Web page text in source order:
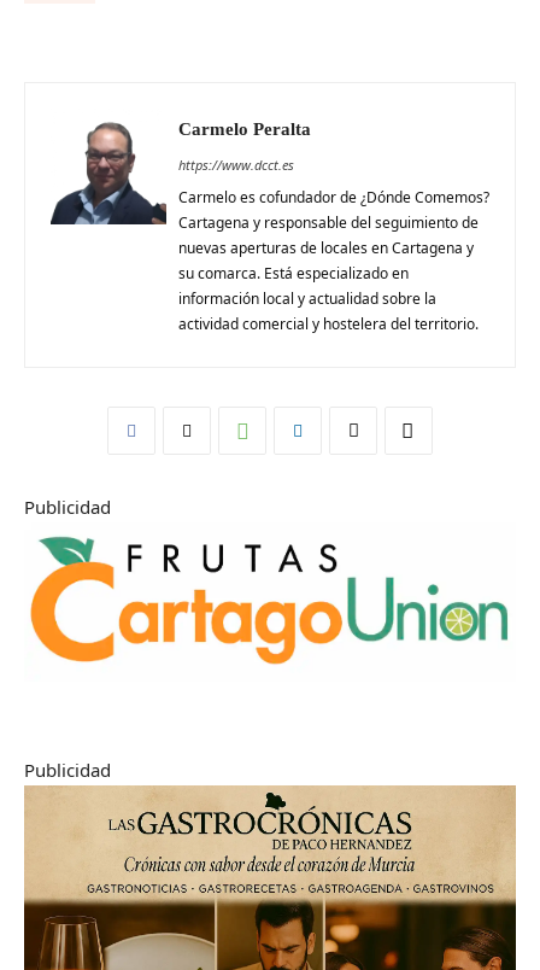
Carmelo Peralta
https://www.dcct.es
Carmelo es cofundador de ¿Dónde Comemos?
Cartagena y responsable del seguimiento de
nuevas aperturas de locales en Cartagena y
su comarca. Está especializado en
información local y actualidad sobre la
actividad comercial y hostelera del territorio.
Publicidad
Publicidad